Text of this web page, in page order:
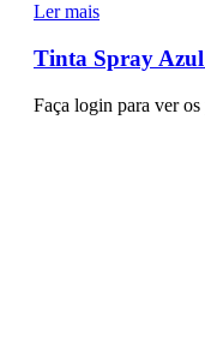
Ler mais
Tinta Spray
Faça login para ver os